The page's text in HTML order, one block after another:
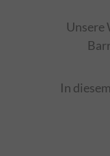
Unsere
In